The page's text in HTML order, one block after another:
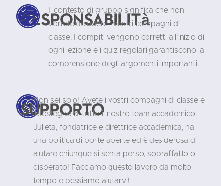
Responsabilità
Il contesto di gruppo significa che non
vorrete deludere i vostri compagni di
classe. I compiti vengono corretti all'inizio di
ogni lezione e i quiz regolari garantiscono la
comprensione degli argomenti importanti.
Supporto
Non sei solo! Avete i vostri compagni di classe e
il sostegno di tutto il nostro team accademico.
Julieta, fondatrice e direttrice accademica, ha
una politica di porte aperte ed è desiderosa di
aiutare chiunque si senta perso, sopraffatto o
disperato! Facciamo questo lavoro da molto
tempo e possiamo aiutarvi!